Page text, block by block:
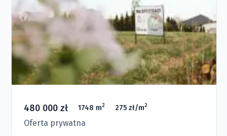
480 000 zł 1748 m2 275 zł/m2
Oferta prywatna